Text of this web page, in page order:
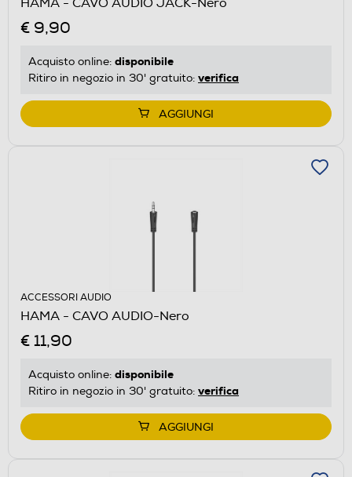
€ 9,90
Acquisto online: disponibile
Ritiro in negozio in 30' gratuito: verifica
AGGIUNGI
ACCESSORI AUDIO
HAMA - CAVO AUDIO-Nero
€ 11,90
Acquisto online: disponibile
Ritiro in negozio in 30' gratuito: verifica
AGGIUNGI